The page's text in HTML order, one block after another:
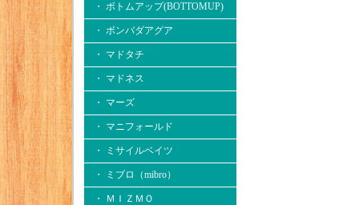
・ ボトムアップ(BOTTOMUP)
・ ボンバダアグア
・ マドタチ
・ マドネス
・ マーズ
・ マニフォールド
・ ミサイルベイツ
・ ミブロ（mibro）
・ ＭＩＺＭＯ